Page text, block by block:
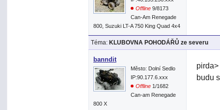
Offline 9/8173
Can-Am Renegade
800, Suzuki LT-A 750 King Quad 4x4
Téma: KLUBOVNA POHODÁŘŮ ze severu
banndit
Město: Dolní Sedlo
IP:90.177.6.xxx
Offline 1/1682
Can-am Renegade
800 X
budu